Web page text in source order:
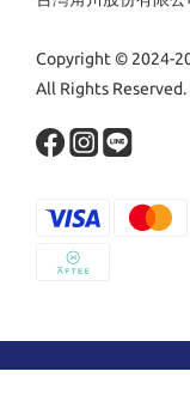
Copyright © 2024-
All Rights Reserved.